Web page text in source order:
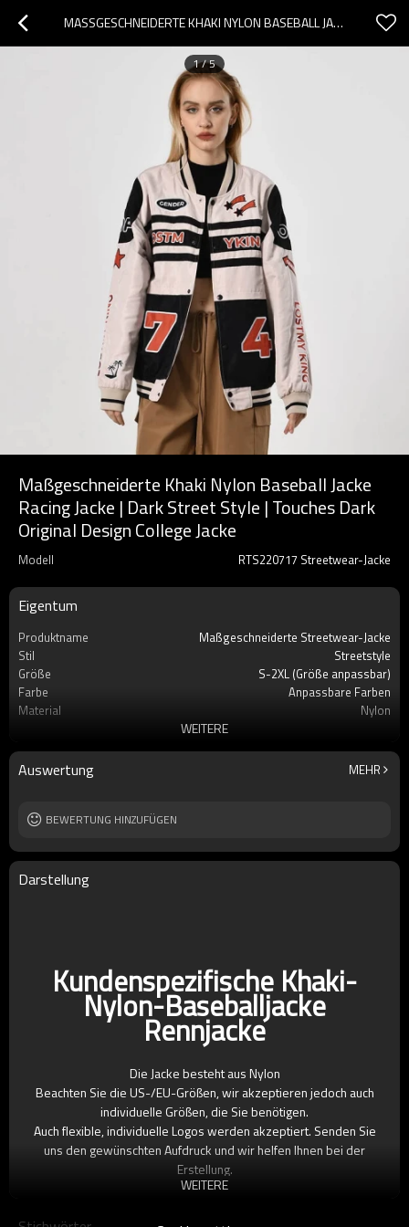
MASSGESCHNEIDERTE KHAKI NYLON BASEBALL JACKE RACING JACKE | DARK STREET STYLE | TOUCHES DARK ORIGINAL DESIGN COLLEGE JACKE
1/5
Maßgeschneiderte Khaki Nylon Baseball Jacke
Racing Jacke | Dark Street Style | Touches Dark
Original Design College Jacke
Modell RTS220717 Streetwear-Jacke
Eigentum
Produktname
Maßgeschneiderte Streetwear-Jacke
Stil
Streetstyle
Größe
S-2XL (Größe anpassbar)
Farbe
Anpassbare Farben
Material
Nylon
WEITERE
Auswertung MEHR
BEWERTUNG HINZUFÜGEN
Darstellung
Kundenspezifische Khaki-
Nylon-Baseballjacke
Rennjacke
Die Jacke besteht aus Nylon
Beachten Sie die US-/EU-Größen, wir akzeptieren jedoch auch
individuelle Größen, die Sie benötigen.
Auch flexible, individuelle Logos werden akzeptiert. Senden Sie
uns den gewünschten Aufdruck und wir helfen Ihnen bei der
Erstellung.
Mit ihrem klassischen Design und ihrem lässigen und vielseitigen
WEITERE